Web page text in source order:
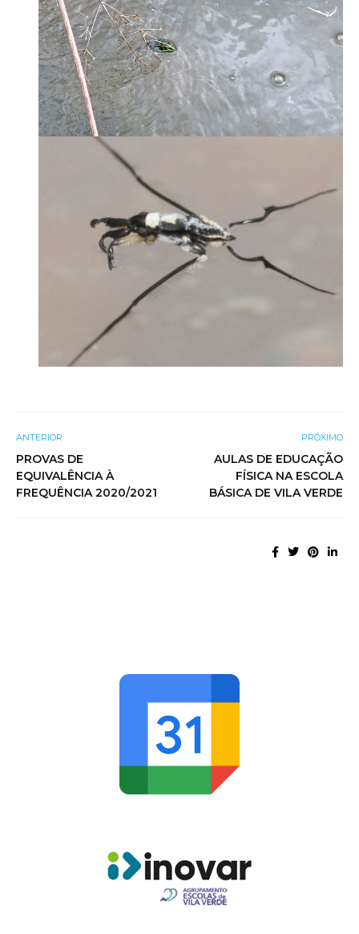
ANTERIOR
PROVAS DE
EQUIVALÊNCIA À
FREQUÊNCIA 2020/2021
PRÓXIMO
AULAS DE EDUCAÇÃO
FÍSICA NA ESCOLA
BÁSICA DE VILA VERDE